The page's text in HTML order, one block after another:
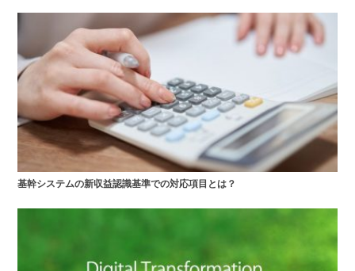
基幹システムの新収益認識基準での対応項目とは？